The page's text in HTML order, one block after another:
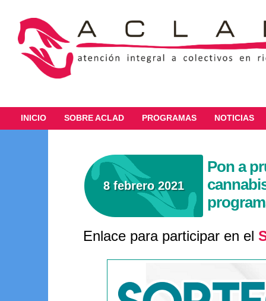
INICIO SOBRE ACLAD PROGRAMAS NOTICIAS
8 febrero 2021
Pon a
Enlace para participar en el